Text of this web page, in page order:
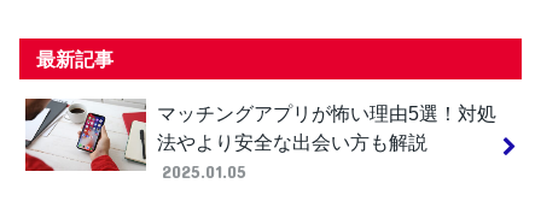
最新記事
マッチングアプリが怖い理由5選！対処
法やより安全な出会い方も解説
2025.01.05